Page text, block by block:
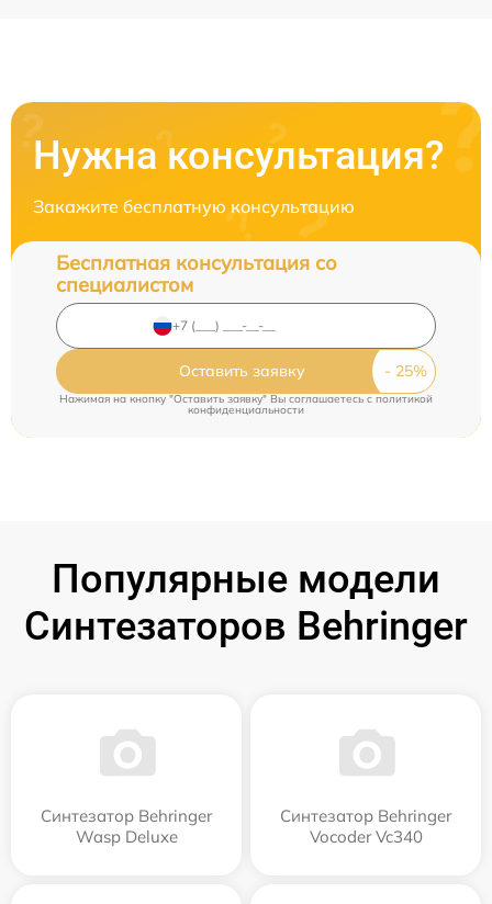
Нужна консультация?
Закажите бесплатную консультацию
Бесплатная консультация со
специалистом
Оставить заявку
Нажимая на кнопку "Оставить заявку" Вы соглашаетесь cполитикой
конфиденциальности
Популярные модели
Синтезаторов Behringer
Синтезатор Behringer
Wasp Deluxe
Синтезатор Behringer
Vocoder Vc340